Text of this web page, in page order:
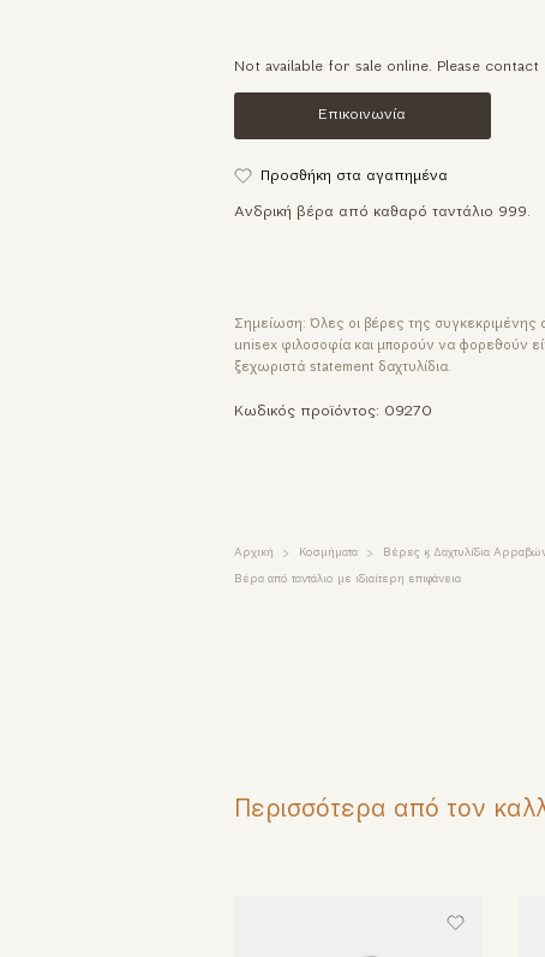
Not available for sale online. Please
Επικοινωνία
Προσθήκη στα αγαπημένα
Ανδρική βέρα από καθαρό ταντάλιο 999.
Σημείωση: Όλες οι βέρες της συγκεκριμένης
unisex φιλοσοφία και μπορούν να φορεθούν
ξεχωριστά statement δαχτυλίδια.
Κωδικός προϊόντος: 09270
Αρχική Κοσμήματα Βέρες & Δαχτυλίδια
Βέρα από ταντάλιο με ιδιαίτερη επιφάνεια
Περισσότερα από τον